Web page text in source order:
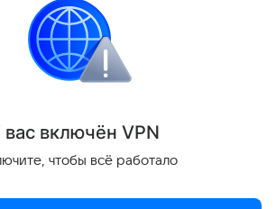
к мониторам.
Поделиться
вас включён VPN
чтобы всё работало